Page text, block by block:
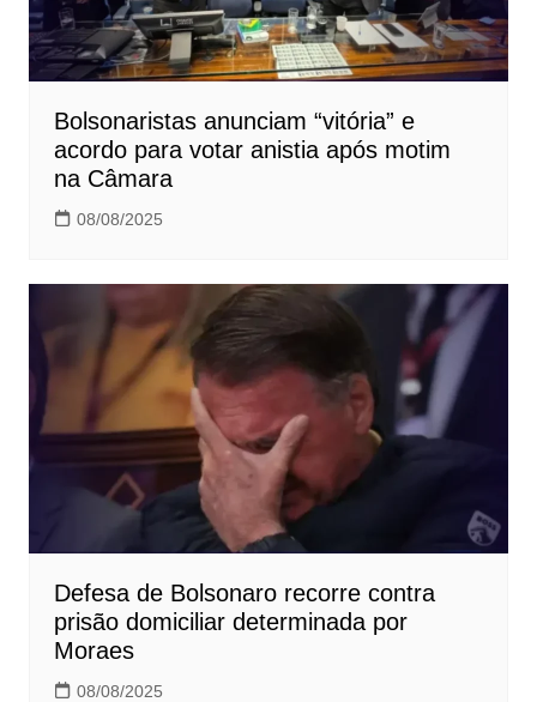
Bolsonaristas anunciam “vitória” e
acordo para votar anistia após motim
na Câmara
08/08/2025
Defesa de Bolsonaro recorre contra
prisão domiciliar determinada por
Moraes
08/08/2025